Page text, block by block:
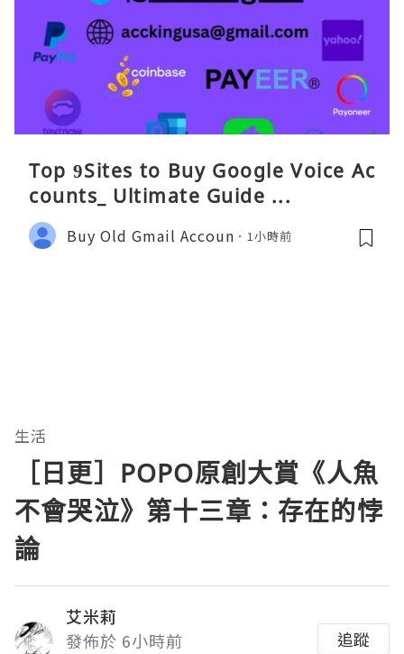
Top 9Sites to Buy Google Voice Ac
counts_ Ultimate Guide ...
Buy Old Gmail Accoun 1小時前
生活
［日更］POPO原創大賞《人魚
不會哭泣》第十三章：存在的悖
論
艾米莉
發佈於 6小時前
追蹤